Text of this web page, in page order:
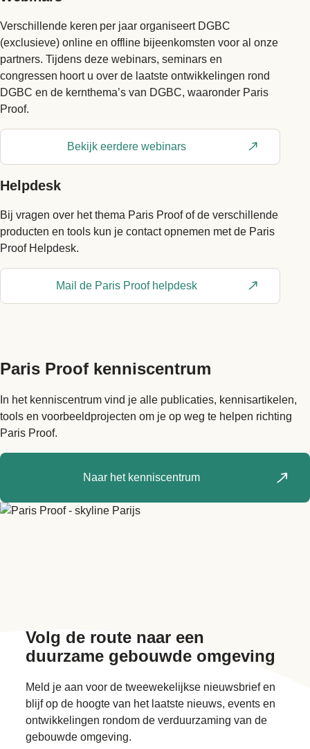
Verschillende keren per jaar organiseert DGBC
(exclusieve) online en offline bijeenkomsten voor al onze
partners. Tijdens deze webinars, seminars en
congressen hoort u over de laatste ontwikkelingen rond
DGBC en de kernthema’s van DGBC, waaronder Paris
Proof.
Bekijk eerdere webinars
Helpdesk
Bij vragen over het thema Paris Proof of de verschillende
producten en tools kun je contact opnemen met de Paris
Proof Helpdesk.
Mail de Paris Proof helpdesk
Paris Proof kenniscentrum
In het kenniscentrum vind je alle publicaties, kennisartikelen,
tools en voorbeeldprojecten om je op weg te helpen richting
Paris Proof.
Naar het kenniscentrum
Volg de route naar een
duurzame gebouwde omgeving
Meld je aan voor de tweewekelijkse nieuwsbrief en
blijf op de hoogte van het laatste nieuws, events en
ontwikkelingen rondom de verduurzaming van de
gebouwde omgeving.